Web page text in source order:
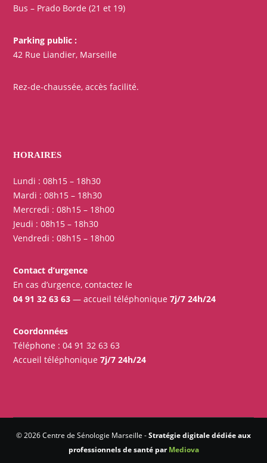
Bus – Prado Borde (21 et 19)
Parking public :
42 Rue Liandier, Marseille
Rez-de-chaussée, accès facilité.
HORAIRES
Lundi : 08h15 – 18h30
Mardi : 08h15 – 18h30
Mercredi : 08h15 – 18h00
Jeudi : 08h15 – 18h30
Vendredi : 08h15 – 18h00
Contact d’urgence
En cas d’urgence, contactez le
04 91 32 63 63 — accueil téléphonique7j/7 24h/24
Coordonnées
Téléphone :04 91 32 63 63
Accueil téléphonique7j/7 24h/24
© 2026 Centre de Sénologie Marseille -Stratégie digitale dédiée aux
professionnels de santé parMediova